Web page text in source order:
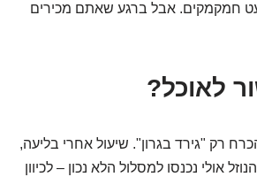
חמקמקים. אבל ברגע שאתם מכירים
לאוכל?
רק "גירד בגרון". שיעול אחרי בליעה,
אולי נכנסו למסלול הלא נכון – לכיוון